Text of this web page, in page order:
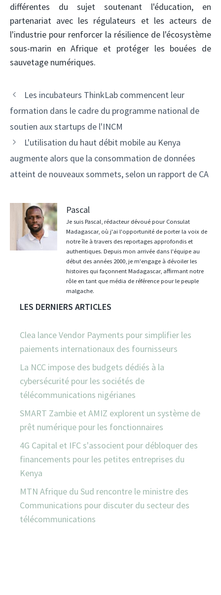
différentes du sujet soutenant l'éducation, en
partenariat avec les régulateurs et les acteurs de
l'industrie pour renforcer la résilience de l'écosystème
sous-marin en Afrique et protéger les bouées de
sauvetage numériques.
Navigation
des
Les incubateurs ThinkLab commencent leur
formation dans le cadre du programme national de
soutien aux startups de l'INCM
L'utilisation du haut débit mobile au Kenya
augmente alors que la consommation de données
atteint de nouveaux sommets, selon un rapport de CA
Pascal
Je suis Pascal, rédacteur dévoué pour Consulat
Madagascar, où j'ai l'opportunité de porter la voix de
notre île à travers des reportages approfondis et
authentiques. Depuis mon arrivée dans l'équipe au
début des années 2000, je m'engage à dévoiler les
histoires qui façonnent Madagascar, affirmant notre
rôle en tant que média de référence pour le peuple
malgache.
LES DERNIERS ARTICLES
Clea lance Vendor Payments pour simplifier les
paiements internationaux des fournisseurs
La NCC impose des budgets dédiés à la
cybersécurité pour les sociétés de
télécommunications nigérianes
SMART Zambie et AMIZ explorent un système de
prêt numérique pour les fonctionnaires
4G Capital et IFC s'associent pour débloquer des
financements pour les petites entreprises du
Kenya
MTN Afrique du Sud rencontre le ministre des
Communications pour discuter du secteur des
télécommunications